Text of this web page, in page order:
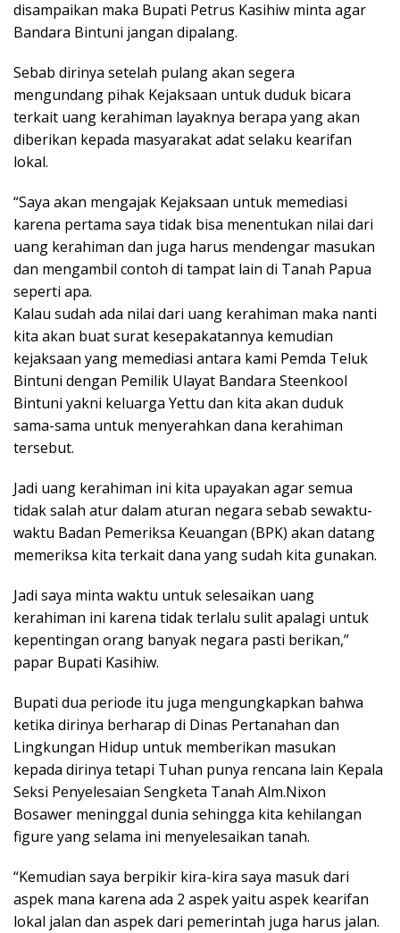
disampaikan maka Bupati Petrus Kasihiw minta agar
Bandara Bintuni jangan dipalang.
Sebab dirinya setelah pulang akan segera
mengundang pihak Kejaksaan untuk duduk bicara
terkait uang kerahiman layaknya berapa yang akan
diberikan kepada masyarakat adat selaku kearifan
lokal.
“Saya akan mengajak Kejaksaan untuk memediasi
karena pertama saya tidak bisa menentukan nilai dari
uang kerahiman dan juga harus mendengar masukan
dan mengambil contoh di tampat lain di Tanah Papua
seperti apa.
Kalau sudah ada nilai dari uang kerahiman maka nanti
kita akan buat surat kesepakatannya kemudian
kejaksaan yang memediasi antara kami Pemda Teluk
Bintuni dengan Pemilik Ulayat Bandara Steenkool
Bintuni yakni keluarga Yettu dan kita akan duduk
sama-sama untuk menyerahkan dana kerahiman
tersebut.
Jadi uang kerahiman ini kita upayakan agar semua
tidak salah atur dalam aturan negara sebab sewaktu-
waktu Badan Pemeriksa Keuangan (BPK) akan datang
memeriksa kita terkait dana yang sudah kita gunakan.
Jadi saya minta waktu untuk selesaikan uang
kerahiman ini karena tidak terlalu sulit apalagi untuk
kepentingan orang banyak negara pasti berikan,”
papar Bupati Kasihiw.
Bupati dua periode itu juga mengungkapkan bahwa
ketika dirinya berharap di Dinas Pertanahan dan
Lingkungan Hidup untuk memberikan masukan
kepada dirinya tetapi Tuhan punya rencana lain Kepala
Seksi Penyelesaian Sengketa Tanah Alm.Nixon
Bosawer meninggal dunia sehingga kita kehilangan
figure yang selama ini menyelesaikan tanah.
“Kemudian saya berpikir kira-kira saya masuk dari
aspek mana karena ada 2 aspek yaitu aspek kearifan
lokal jalan dan aspek dari pemerintah juga harus jalan.